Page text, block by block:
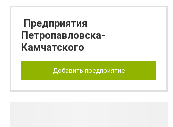
Предприятия
Петропавловска-
Камчатского
Добавить предприятие